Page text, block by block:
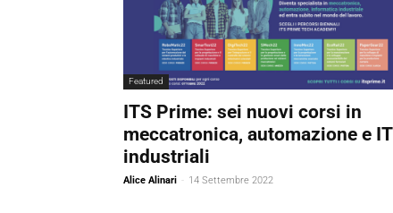
Featured
ITS Prime: sei nuovi corsi in
meccatronica, automazione e IT
industriali
Alice Alinari - 14 Settembre 2022